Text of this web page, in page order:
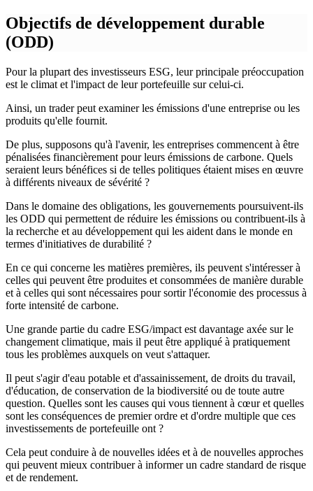
Objectifs de développement durable
(ODD)
Pour la plupart des investisseurs ESG, leur principale préoccupation
est le climat et l'impact de leur portefeuille sur celui-ci.
Ainsi, un trader peut examiner les émissions d'une entreprise ou les
produits qu'elle fournit.
De plus, supposons qu'à l'avenir, les entreprises commencent à être
pénalisées financièrement pour leurs émissions de carbone. Quels
seraient leurs bénéfices si de telles politiques étaient mises en œuvre
à différents niveaux de sévérité ?
Dans le domaine des obligations, les gouvernements poursuivent-ils
les ODD qui permettent de réduire les émissions ou contribuent-ils à
la recherche et au développement qui les aident dans le monde en
termes d'initiatives de durabilité ?
En ce qui concerne les matières premières, ils peuvent s'intéresser à
celles qui peuvent être produites et consommées de manière durable
et à celles qui sont nécessaires pour sortir l'économie des processus à
forte intensité de carbone.
Une grande partie du cadre ESG/impact est davantage axée sur le
changement climatique, mais il peut être appliqué à pratiquement
tous les problèmes auxquels on veut s'attaquer.
Il peut s'agir d'eau potable et d'assainissement, de droits du travail,
d'éducation, de conservation de la biodiversité ou de toute autre
question. Quelles sont les causes qui vous tiennent à cœur et quelles
sont les conséquences de premier ordre et d'ordre multiple que ces
investissements de portefeuille ont ?
Cela peut conduire à de nouvelles idées et à de nouvelles approches
qui peuvent mieux contribuer à informer un cadre standard de risque
et de rendement.